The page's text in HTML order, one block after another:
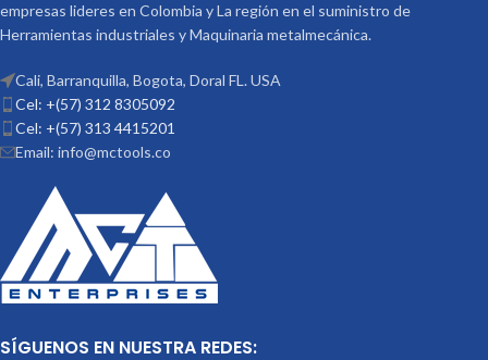
empresas lideres en Colombia y La región en el suministro de
Herramientas industriales y Maquinaria metalmecánica.
Cali, Barranquilla, Bogota, Doral FL. USA
Cel: +(57) 312 8305092
Cel: +(57) 313 4415201
Email: info@mctools.co
SÍGUENOS EN NUESTRA REDES: